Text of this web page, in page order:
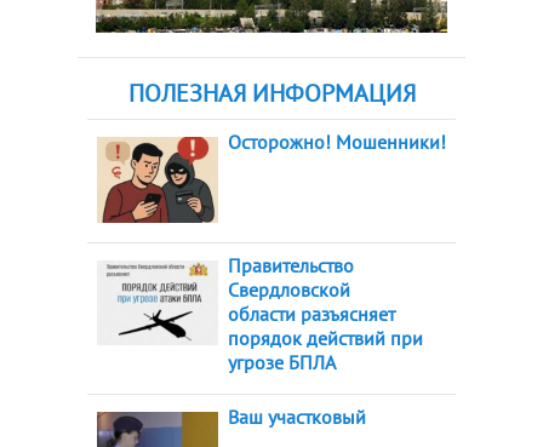
ПОЛЕЗНАЯ ИНФОРМАЦИЯ
Осторожно! Мошенники!
Правительство
Свердловской
области разъясняет
порядок действий при
угрозе БПЛА
Ваш участковый